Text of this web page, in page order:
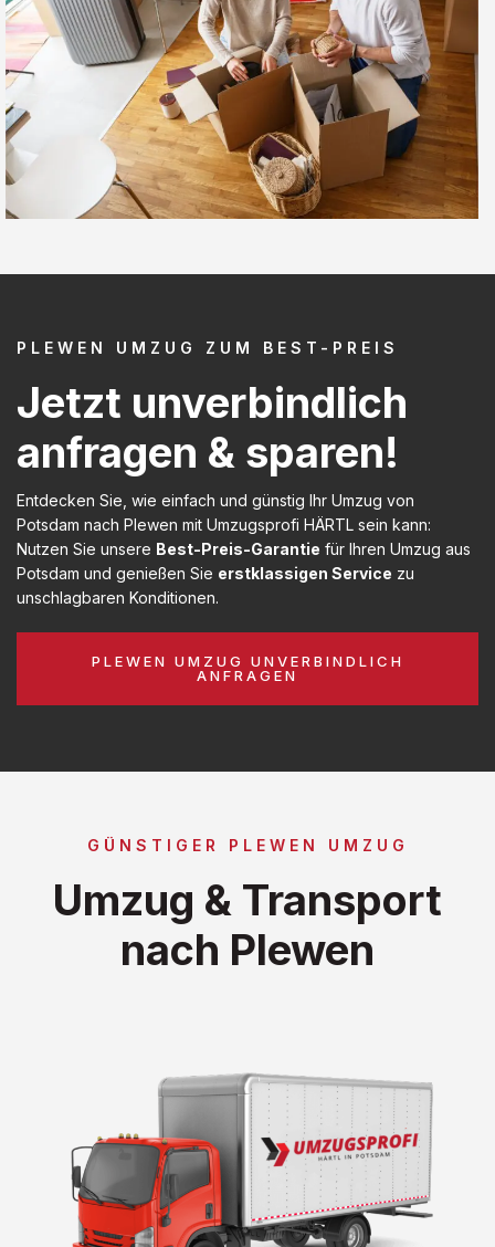
PLEWEN UMZUG ZUM BEST-PREIS
Jetzt unverbindlich
anfragen & sparen!
Entdecken Sie, wie einfach und günstig Ihr Umzug von
Potsdam nach Plewen mit Umzugsprofi HÄRTL sein kann:
Nutzen Sie unsere Best-Preis-Garantie für Ihren Umzug aus
Potsdam und genießen Sie erstklassigen Service zu
unschlagbaren Konditionen.
PLEWEN UMZUG UNVERBINDLICH
ANFRAGEN
GÜNSTIGER PLEWEN UMZUG
Umzug & Transport
nach Plewen